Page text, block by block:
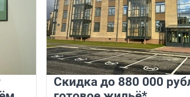
Скидка до 880 000